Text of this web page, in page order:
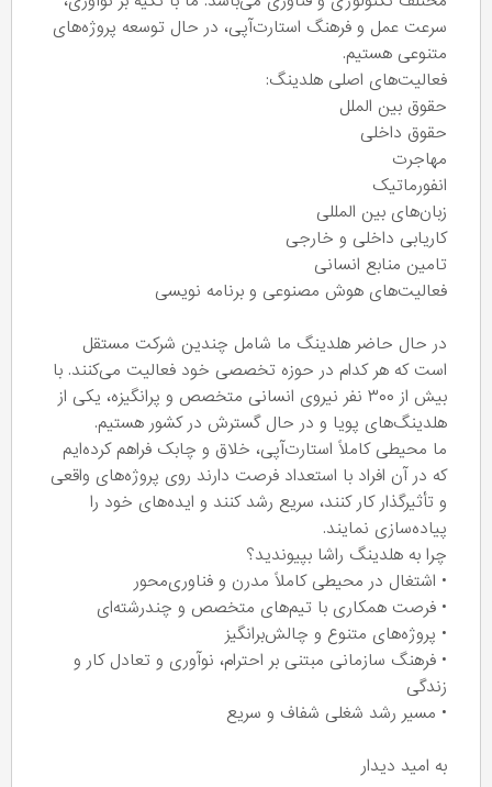
سرعت عمل و فرهنگ استارت‌آپی، در حال توسعه پروژه‌های
متنوعی هستیم.
فعالیت‌های اصلی هلدینگ:
حقوق بین الملل
حقوق داخلی
مهاجرت
انفورماتیک
زبان‌های بین المللی
کاریابی داخلی و خارجی
تامین منابع انسانی
فعالیت‌های هوش مصنوعی و برنامه نویسی
در حال حاضر هلدینگ ما شامل چندین شرکت مستقل
است که هر کدام در حوزه تخصصی خود فعالیت می‌کنند. با
بیش از ۳۰۰ نفر نیروی انسانی متخصص و پرانگیزه، یکی از
هلدینگ‌های پویا و در حال گسترش در کشور هستیم.
ما محیطی کاملاً استارت‌آپی، خلاق و چابک فراهم کرده‌ایم
که در آن افراد با استعداد فرصت دارند روی پروژه‌های واقعی
و تأثیرگذار کار کنند، سریع رشد کنند و ایده‌های خود را
پیاده‌سازی نمایند.
چرا به هلدینگ راشا بپیوندید؟
• اشتغال در محیطی کاملاً مدرن و فناوری‌محور
• فرصت همکاری با تیم‌های متخصص و چندرشته‌ای
• پروژه‌های متنوع و چالش‌برانگیز
• فرهنگ سازمانی مبتنی بر احترام، نوآوری و تعادل کار و
زندگی
• مسیر رشد شغلی شفاف و سریع
به امید دیدار